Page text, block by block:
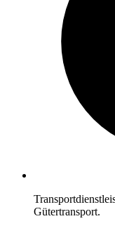
Gütertransport.